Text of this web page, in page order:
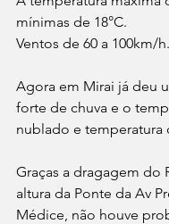
mínimas de 18°C.
Ventos de 60 a 100km/h.
Agora em Mirai já deu
forte de chuva e o
nublado e temperatura
Graças a dragagem do
altura da Ponte da Av
Médice, não houve